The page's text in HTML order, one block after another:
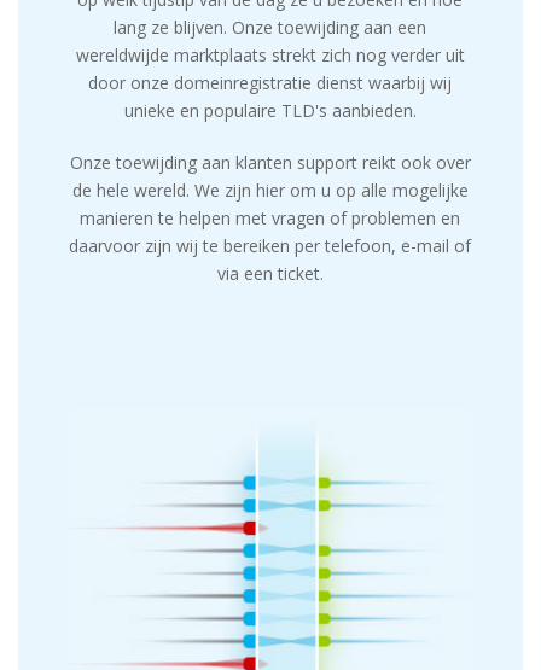
lang ze blijven. Onze toewijding aan een
wereldwijde marktplaats strekt zich nog verder uit
door onze domeinregistratie dienst waarbij wij
unieke en populaire TLD's aanbieden.
Onze toewijding aan klanten support reikt ook over
de hele wereld. We zijn hier om u op alle mogelijke
manieren te helpen met vragen of problemen en
daarvoor zijn wij te bereiken per telefoon, e-mail of
via een ticket.